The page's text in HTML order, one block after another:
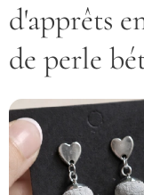
d'apprêts
de perle